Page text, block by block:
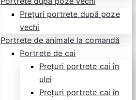
Prețuri portrete după poze
vechi
Portrete de animale la comandă
Portrete de cai
Prețuri portrete cai în
ulei
Prețuri portrete cai în